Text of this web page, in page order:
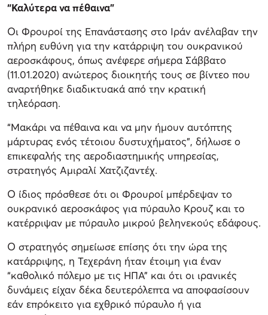
“Καλύτερα να πέθαινα”
Οι Φρουροί της Επανάστασης στο Ιράν ανέλαβαν την
πλήρη ευθύνη για την κατάρριψη του ουκρανικού
αεροσκάφους, όπως ανέφερε σήμερα Σάββατο
(11.01.2020) ανώτερος διοικητής τους σε βίντεο που
αναρτήθηκε διαδικτυακά από την κρατική
τηλεόραση.
“Μακάρι να πέθαινα και να μην ήμουν αυτόπτης
μάρτυρας ενός τέτοιου δυστυχήματος”, δήλωσε ο
επικεφαλής της αεροδιαστημικής υπηρεσίας,
στρατηγός Αμιραλί Χατζιζαντέχ.
Ο ίδιος πρόσθεσε ότι οι Φρουροί μπέρδεψαν το
ουκρανικό αεροσκάφος για πύραυλο Κρουζ και το
κατέρριψαν με πύραυλο μικρού βεληνεκούς εδάφους.
Ο στρατηγός σημείωσε επίσης ότι την ώρα της
κατάρριψης, η Τεχεράνη ήταν έτοιμη για έναν
“καθολικό πόλεμο με τις ΗΠΑ” και ότι οι ιρανικές
δυνάμεις είχαν δέκα δευτερόλεπτα να αποφασίσουν
εάν επρόκειτο για εχθρικό πύραυλο ή για